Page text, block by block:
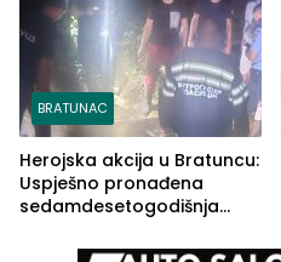
BRATUNAC
Herojska akcija u Bratuncu:
Uspješno pronađena
sedamdesetogodišnja
Kravice.